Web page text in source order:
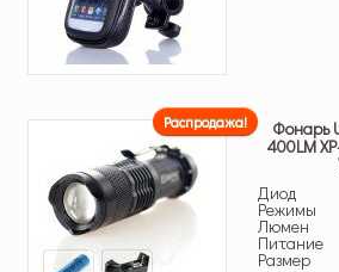
Распродажа! Фонарь
400LM
Диод
Режимы
Люмен
Питание
Размер